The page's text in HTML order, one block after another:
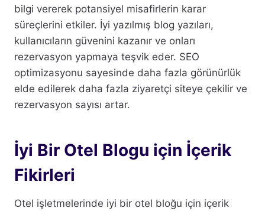
bilgi vererek potansiyel misafirlerin karar
süreçlerini etkiler. İyi yazılmış blog yazıları,
kullanıcıların güvenini kazanır ve onları
rezervasyon yapmaya teşvik eder. SEO
optimizasyonu sayesinde daha fazla görünürlük
elde edilerek daha fazla ziyaretçi siteye çekilir ve
rezervasyon sayısı artar.
İyi Bir Otel Blogu için İçerik
Fikirleri
Otel işletmelerinde iyi bir otel bloğu için içerik